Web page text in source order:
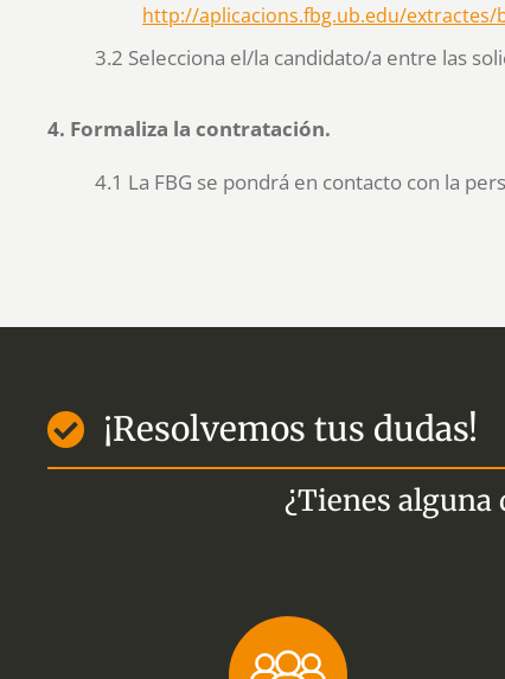
http://aplicacions.fbg.ub.edu/extractes/
3.2 Selecciona el/la candidato/a entre las
4. Formaliza la contratación. ​
4.1 La FBG se pondrá en contacto con la
¡Resolvemos tus dudas!
¿Tienes alguna